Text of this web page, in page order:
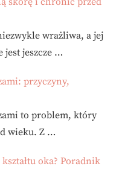
wrażliwa, a jej
jest jeszcze …
przyczyny,
to problem, który
wieku. Z …
oka? Poradnik